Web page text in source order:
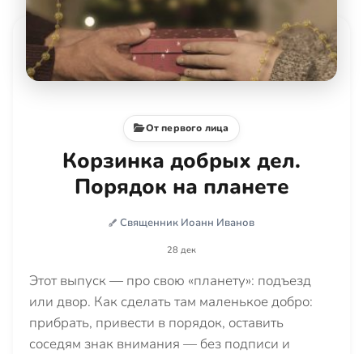
От первого лица
Корзинка добрых дел.
Порядок на планете
Священник Иоанн Иванов
28 дек
Этот выпуск — про свою «планету»: подъезд
или двор. Как сделать там маленькое добро:
прибрать, привести в порядок, оставить
соседям знак внимания — без подписи и